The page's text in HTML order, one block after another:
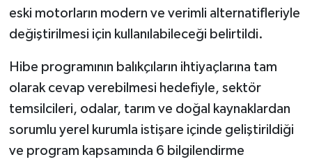
eski motorların modern ve verimli alternatifleriyle
değiştirilmesi için kullanılabileceği belirtildi.
Hibe programının balıkçıların ihtiyaçlarına tam
olarak cevap verebilmesi hedefiyle, sektör
temsilcileri, odalar, tarım ve doğal kaynaklardan
sorumlu yerel kurumla istişare içinde geliştirildiği
ve program kapsamında 6 bilgilendirme